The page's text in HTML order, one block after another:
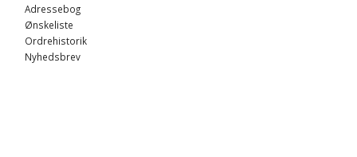
Adressebog
Ønskeliste
Ordrehistorik
Nyhedsbrev